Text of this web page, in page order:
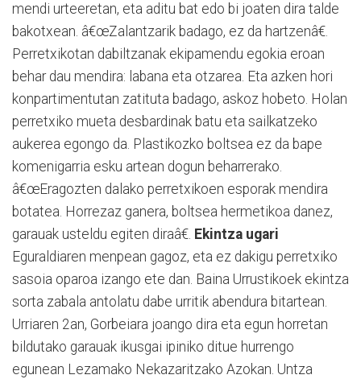
mendi urteeretan, eta aditu bat edo bi joaten dira talde
bakotxean. â€œZalantzarik badago, ez da hartzenâ€.
Perretxikotan dabiltzanak ekipamendu egokia eroan
behar dau mendira: labana eta otzarea. Eta azken hori
konpartimentutan zatituta badago, askoz hobeto. Holan
perretxiko mueta desbardinak batu eta sailkatzeko
aukerea egongo da. Plastikozko boltsea ez da bape
komenigarria esku artean dogun beharrerako.
â€œEragozten dalako perretxikoen esporak mendira
botatea. Horrezaz ganera, boltsea hermetikoa danez,
garauak usteldu egiten diraâ€. Ekintza ugari
Eguraldiaren menpean gagoz, eta ez dakigu perretxiko
sasoia oparoa izango ete dan. Baina Urrustikoek ekintza
sorta zabala antolatu dabe urritik abendura bitartean.
Urriaren 2an, Gorbeiara joango dira eta egun horretan
bildutako garauak ikusgai ipiniko ditue hurrengo
egunean Lezamako Nekazaritzako Azokan. Untza